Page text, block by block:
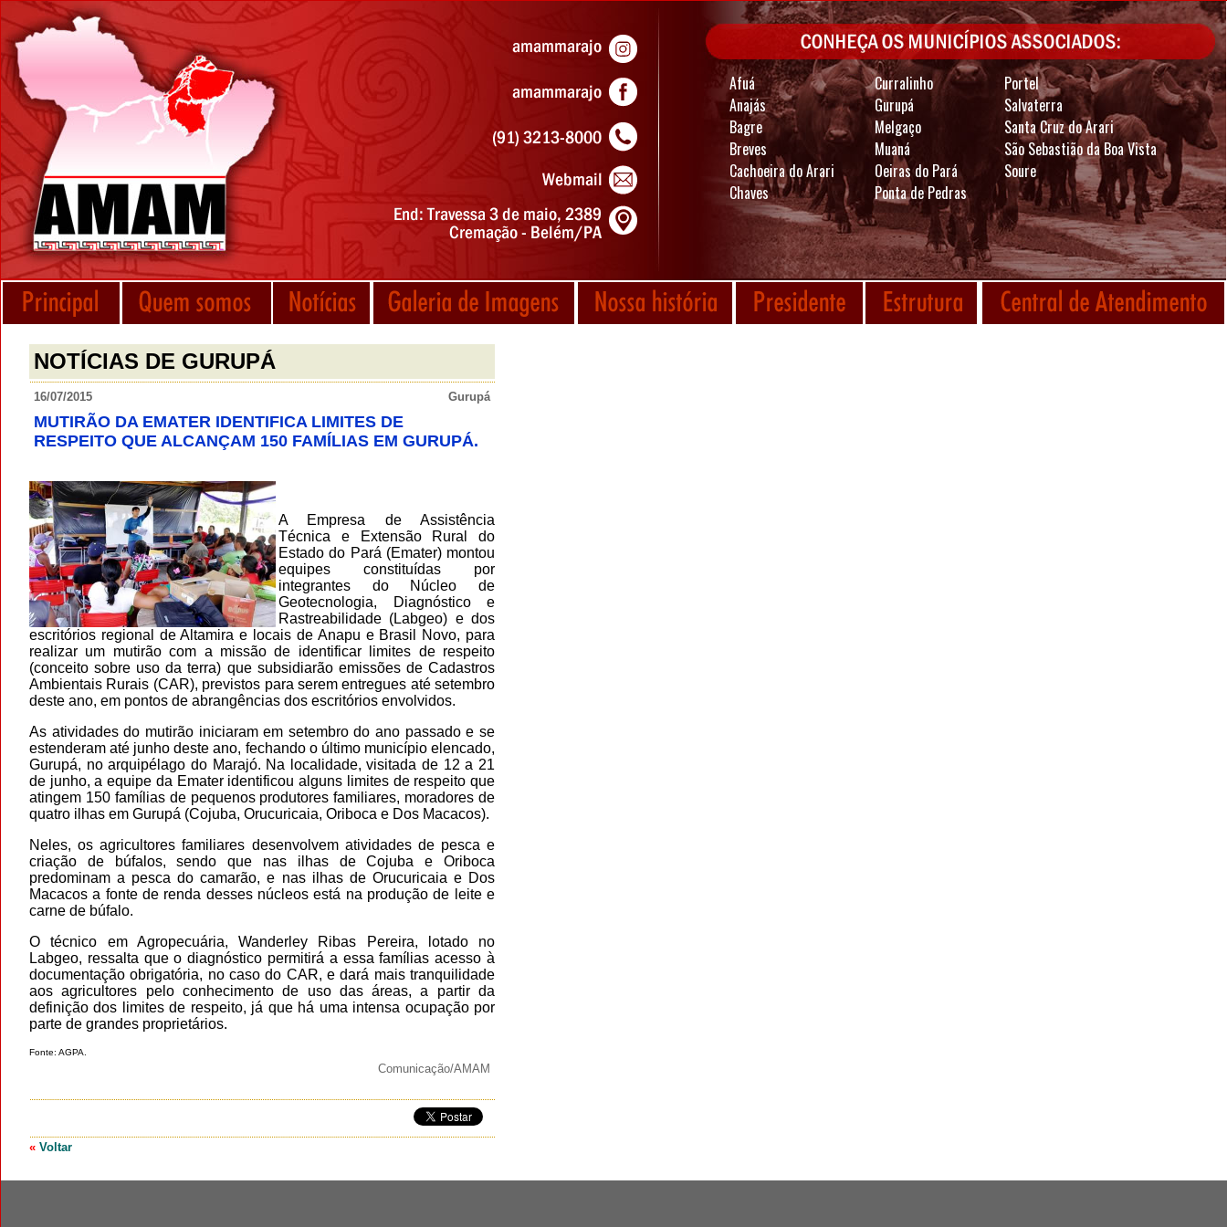
Afuá Curralinho
Portel
Anajás
Gurupá
Salvaterra
Bagre
Melgaço
Santa Cruz do Arari
Breves
Muaná
São Sebastião da Boa Vista
Cachoeira do Arari
Oeiras do Pará
Soure
Chaves
Ponta de Pedras
NOTÍCIAS DE GURUPÁ
16/07/2015 Gurupá
MUTIRÃO DA EMATER IDENTIFICA LIMITES DE
RESPEITO QUE ALCANÇAM 150 FAMÍLIAS EM GURUPÁ.
A Empresa de Assistência
Técnica e Extensão Rural do
Estado do Pará (Emater) montou
equipes constituídas por
integrantes do Núcleo de
Geotecnologia, Diagnóstico e
Rastreabilidade (Labgeo) e dos
escritórios regional de Altamira e locais de Anapu e Brasil Novo, para
realizar um mutirão com a missão de identificar limites de respeito
(conceito sobre uso da terra) que subsidiarão emissões de Cadastros
Ambientais Rurais (CAR), previstos para serem entregues até setembro
deste ano, em pontos de abrangências dos escritórios envolvidos.
As atividades do mutirão iniciaram em setembro do ano passado e se
estenderam até junho deste ano, fechando o último município elencado,
Gurupá, no arquipélago do Marajó. Na localidade, visitada de 12 a 21
de junho, a equipe da Emater identificou alguns limites de respeito que
atingem 150 famílias de pequenos produtores familiares, moradores de
quatro ilhas em Gurupá (Cojuba, Orucuricaia, Oriboca e Dos Macacos).
Neles, os agricultores familiares desenvolvem atividades de pesca e
criação de búfalos, sendo que nas ilhas de Cojuba e Oriboca
predominam a pesca do camarão, e nas ilhas de Orucuricaia e Dos
Macacos a fonte de renda desses núcleos está na produção de leite e
carne de búfalo.
O técnico em Agropecuária, Wanderley Ribas Pereira, lotado no
Labgeo, ressalta que o diagnóstico permitirá a essa famílias acesso à
documentação obrigatória, no caso do CAR, e dará mais tranquilidade
aos agricultores pelo conhecimento de uso das áreas, a partir da
definição dos limites de respeito, já que há uma intensa ocupação por
parte de grandes proprietários.
Fonte: AGPA.
Comunicação/AMAM
« Voltar